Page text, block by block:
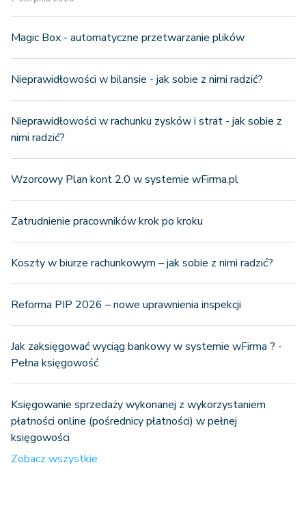
Magic Box - automatyczne przetwarzanie plików
Nieprawidłowości w bilansie - jak sobie z nimi radzić?
Nieprawidłowości w rachunku zysków i strat - jak sobie z
nimi radzić?
Wzorcowy Plan kont 2.0 w systemie wFirma.pl
Zatrudnienie pracowników krok po kroku
Koszty w biurze rachunkowym – jak sobie z nimi radzić?
Reforma PIP 2026 – nowe uprawnienia inspekcji
Jak zaksięgować wyciąg bankowy w systemie wFirma ? -
Pełna księgowość
Księgowanie sprzedaży wykonanej z wykorzystaniem
płatności online (pośrednicy płatności) w pełnej
księgowości
Zobacz wszystkie